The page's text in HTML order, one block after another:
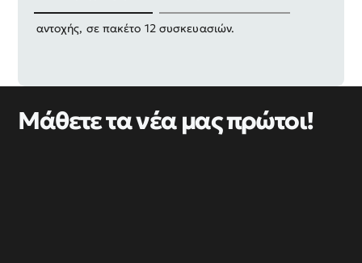
Ξυλόβιδες σταυρός γαλβανιζέ χρυσές, υψηλής
αντοχής, σε πακέτο 12 συσκευασιών.
Μάθετε τα νέα μας πρώτοι!